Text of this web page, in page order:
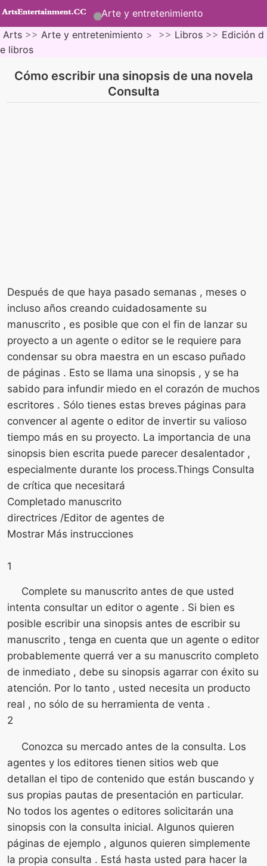
Arte y entretenimiento
Arts >> Arte y entretenimiento > >> Libros >> Edición d
e libros
Cómo escribir una sinopsis de una novela
Consulta
Después de que haya pasado semanas , meses o
incluso años creando cuidadosamente su
manuscrito , es posible que con el fin de lanzar su
proyecto a un agente o editor se le requiere para
condensar su obra maestra en un escaso puñado
de páginas . Esto se llama una sinopsis , y se ha
sabido para infundir miedo en el corazón de muchos
escritores . Sólo tienes estas breves páginas para
convencer al agente o editor de invertir su valioso
tiempo más en su proyecto. La importancia de una
sinopsis bien escrita puede parecer desalentador ,
especialmente durante los process.Things Consulta
de crítica que necesitará
Completado manuscrito
directrices /Editor de agentes de
Mostrar Más instrucciones
1
Complete su manuscrito antes de que usted
intenta consultar un editor o agente . Si bien es
posible escribir una sinopsis antes de escribir su
manuscrito , tenga en cuenta que un agente o editor
probablemente querrá ver a su manuscrito completo
de inmediato , debe su sinopsis agarrar con éxito su
atención. Por lo tanto , usted necesita un producto
real , no sólo de su herramienta de venta .
2
Conozca su mercado antes de la consulta. Los
agentes y los editores tienen sitios web que
detallan el tipo de contenido que están buscando y
sus propias pautas de presentación en particular.
No todos los agentes o editores solicitarán una
sinopsis con la consulta inicial. Algunos quieren
páginas de ejemplo , algunos quieren simplemente
la propia consulta . Está hasta usted para hacer la